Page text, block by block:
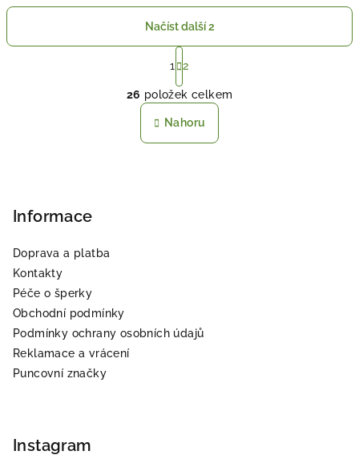
O
v
l
á
ý
Načíst další 2
S
t
r
á
n
k
o
1 2
26 položek celkem
Nahoru
Informace
Doprava a platba
Kontakty
Péče o šperky
Obchodní podmínky
Podmínky ochrany osobních údajů
Reklamace a vrácení
Puncovní značky
Instagram